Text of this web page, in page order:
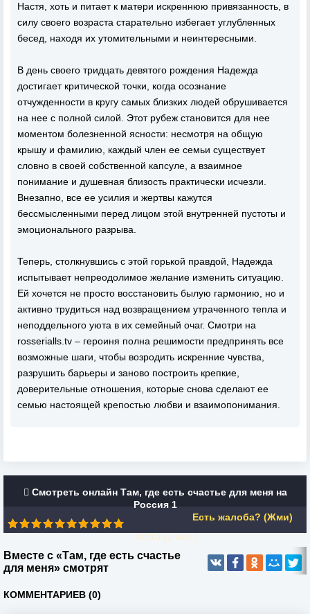
Настя, хоть и питает к матери искреннюю привязанность, в
силу своего возраста старательно избегает углубленных
бесед, находя их утомительными и неинтересными.
В день своего тридцать девятого рождения Надежда
достигает критической точки, когда осознание
отчужденности в кругу самых близких людей обрушивается
на нее с полной силой. Этот рубеж становится для нее
моментом болезненной ясности: несмотря на общую
крышу и фамилию, каждый член ее семьи существует
словно в своей собственной капсуле, а взаимное
понимание и душевная близость практически исчезли.
Внезапно, все ее усилия и жертвы кажутся
бессмысленными перед лицом этой внутренней пустоты и
эмоционального разрыва.
Теперь, столкнувшись с этой горькой правдой, Надежда
испытывает непреодолимое желание изменить ситуацию.
Ей хочется не просто восстановить былую гармонию, но и
активно трудиться над возвращением утраченного тепла и
неподдельного уюта в их семейный очаг. Смотри на
rosserialls.tv – героиня полна решимости предпринять все
возможные шаги, чтобы возродить искренние чувства,
разрушить барьеры и заново построить крепкие,
доверительные отношения, которые снова сделают ее
семью настоящей крепостью любви и взаимопонимания.
Смотреть онлайн Там, где есть счастье для меня на
Россия 1
Есть жалоба? (Жми)
10/10 (1чел.)
Вместе с «Там, где есть счастье
для меня» смотрят
КОММЕНТАРИЕВ (0)